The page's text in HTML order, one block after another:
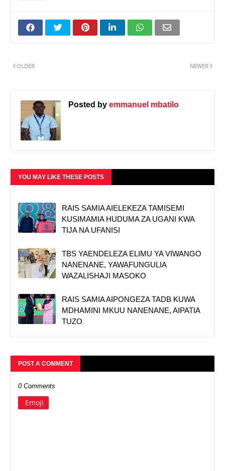
NEWER
OLDER
Posted by emmanuel mbatilo
YOU MAY LIKE THESE POSTS
RAIS SAMIA AIELEKEZA TAMISEMI
KUSIMAMIA HUDUMA ZA UGANI KWA
TIJA NA UFANISI
TBS YAENDELEZA ELIMU YA VIWANGO
NANENANE, YAWAFUNGULIA
WAZALISHAJI MASOKO
RAIS SAMIA AIPONGEZA TADB KUWA
MDHAMINI MKUU NANENANE, AIPATIA
TUZO
POST A COMMENT
0 Comments
Emoji